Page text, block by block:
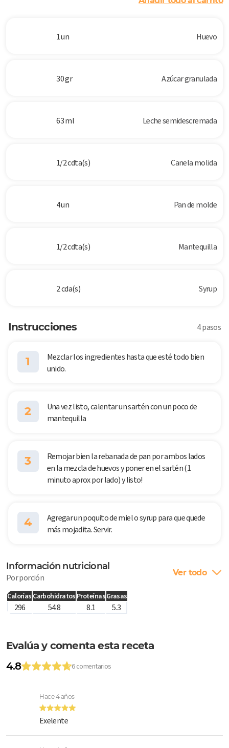
1 un Huevo
30 gr Azúcar granulada
63 ml Leche semidescremada
1/2 cdta(s) Canela molida
4 un Pan de molde
1/2 cdta(s) Mantequilla
2 cda(s) Syrup
Instrucciones 4 pasos
1
Mezclar los ingredientes hasta que esté todo bien
unido.
2
Una vez listo, calentar un sartén con un poco de
mantequilla
3
Remojar bien la rebanada de pan por ambos lados
en la mezcla de huevos y poner en el sartén (1
minuto aprox por lado) y listo!
4
Agregar un poquito de miel o syrup para que quede
más mojadita. Servir.
Información nutricional
Por porción Ver todo
Calorías Carbohidratos ProteínasGrasas
296 54.8 8.1 5.3
Evalúa y comenta esta receta
4.8
6 comentarios
Hace 4 años
Exelente